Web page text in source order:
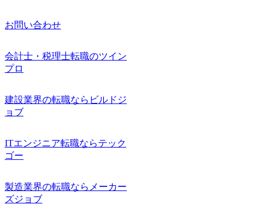
お問い合わせ
会計士・税理士転職のツイン
プロ
建設業界の転職ならビルドジ
ョブ
ITエンジニア転職ならテック
ゴー
製造業界の転職ならメーカー
ズジョブ